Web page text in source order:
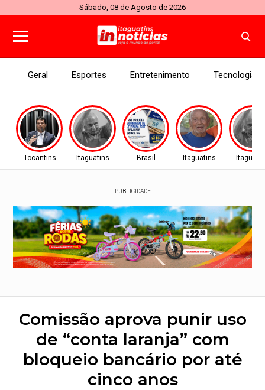
Sábado, 08 de Agosto de 2026
Geral Esportes Entretenimento Tecnologia
Tocantins Itaguatins Brasil Itaguatins
PUBLICIDADE
Comissão aprova punir uso
de “conta laranja” com
bloqueio bancário por até
cinco anos